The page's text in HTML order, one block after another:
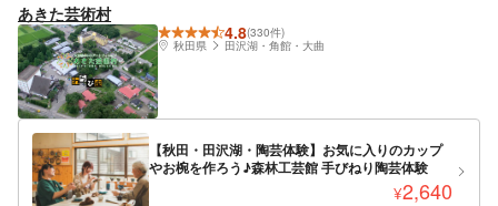
あきた芸術村
4.8(330件)
秋田県
田沢湖・角館・大曲
【秋田・田沢湖・陶芸体験】お気に入りのカップ
やお椀を作ろう♪森林工芸館 手びねり陶芸体験
¥2,640